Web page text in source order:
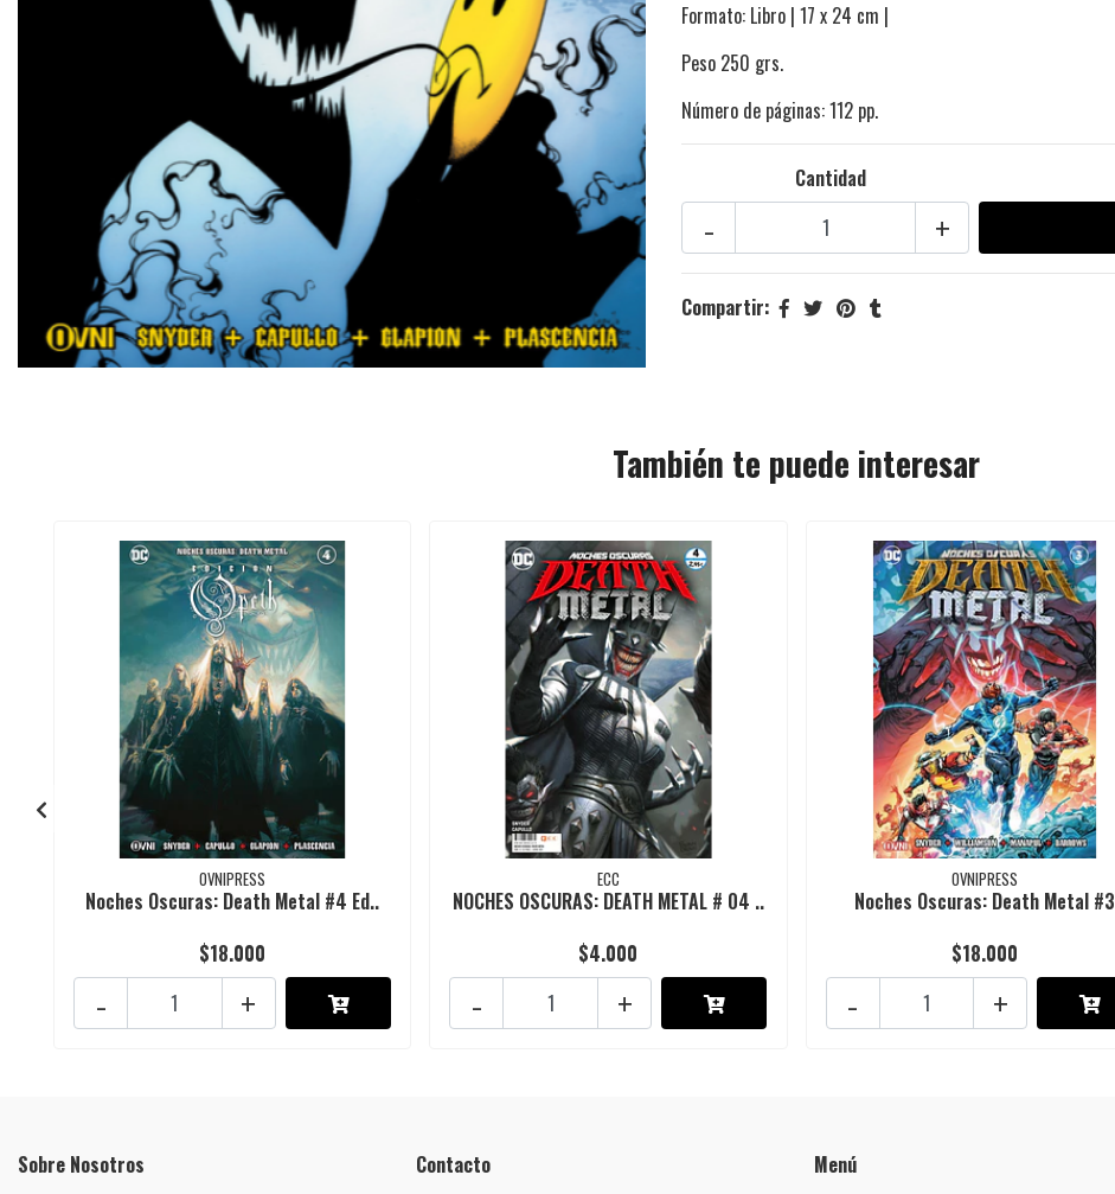
Formato: Libro | 17 x 24 cm |
Peso 250 grs.
Número de páginas: 112 pp.
Cantidad
+
-
Compartir:
También te puede interesar
OVNIPRESS
Noches Oscuras: Death Metal #4 Ed..
$18.000
+
-
ECC
NOCHES OSCURAS: DEATH METAL # 04 ..
$4.000
+
-
OVNIPRESS
Noches Oscuras: Death Metal #3
$18.000
+
-
Sobre Nosotros Contacto Menú